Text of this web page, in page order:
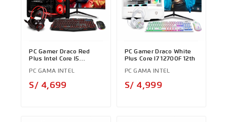
PC Gamer Draco Red
Plus Intel Core I5
PC GAMA INTEL
S/ 4,699
PC Gamer Draco White
Plus Core I7 12700F 12th
PC GAMA INTEL
S/ 4,999